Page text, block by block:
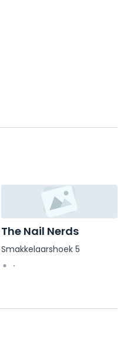
The Nail Nerds
Smakkelaarshoek 5